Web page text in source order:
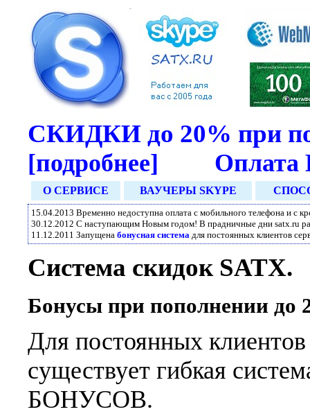
СКИДКИ до 20% при
[подробнее] Оплата
О СЕРВИСЕ ВАУЧЕРЫ SKYPE
15.04.2013 Временно недоступна оплата с мобильного телефона и с
30.12.2012 С наступающим Новым годом! В прадничные дни satx.ru
11.12.2011 Запущена бонусная система для постоянных клиентов
Система скидок SATX.
Бонусы при пополнении до
Для постоянных
существует гибкая
БОНУСОВ.